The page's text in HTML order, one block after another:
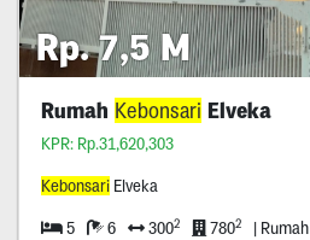
Rp. 7,5 M
Rumah Kebonsari Elveka
KPR: Rp.31,620,303
KebonsariElveka
5 6 3002 7802 | Rumah